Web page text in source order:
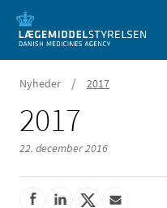
Nyheder / 2017
2017
22. december 2016